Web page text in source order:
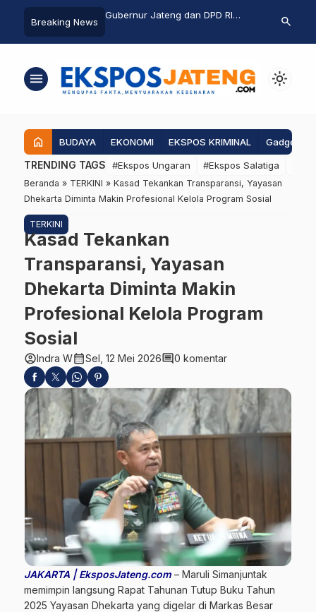
Breaking News
Lebah Putih di
Indonesia 2025
Gubernur Jateng dan DPD RI
Pantura, Minta Pembangunan
Pria Paruh
Begini
search
menu light_mode
home BUDAYA EKONOMI EKSPOS KRIMINAL Gadgets
TRENDING TAGS #Ekspos Ungaran #Ekspos Salatiga
Beranda » TERKINI » Kasad Tekankan Transparansi, Yayasan
Dhekarta Diminta Makin Profesional Kelola Program Sosial
TERKINI
Kasad Tekankan
Transparansi, Yayasan
Dhekarta Diminta Makin
Profesional Kelola Program
Sosial
account_circleIndra Wcalendar_monthSel, 12 Mei 2026comment0 komentar
JAKARTA | EksposJateng.com – Maruli Simanjuntak
memimpin langsung Rapat Tahunan Tutup Buku Tahun
2025 Yayasan Dhekarta yang digelar di Markas Besar